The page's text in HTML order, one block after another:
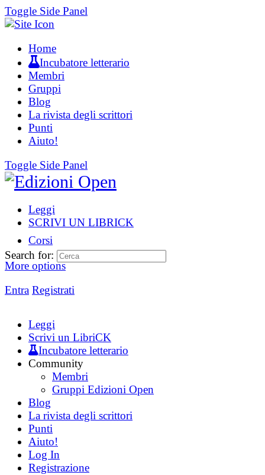
Toggle Side Panel
Home
Incubatore letterario
Membri
Gruppi
Blog
La rivista degli scrittori
Punti
Aiuto!
Toggle Side Panel
Leggi
SCRIVI UN LIBRICK
Corsi
More options
Entra Registrati
Search for:
Leggi
Scrivi un LibriCK
Incubatore letterario
Community
Membri
Gruppi Edizioni Open
Blog
La rivista degli scrittori
Punti
Aiuto!
Log In
Registrazione